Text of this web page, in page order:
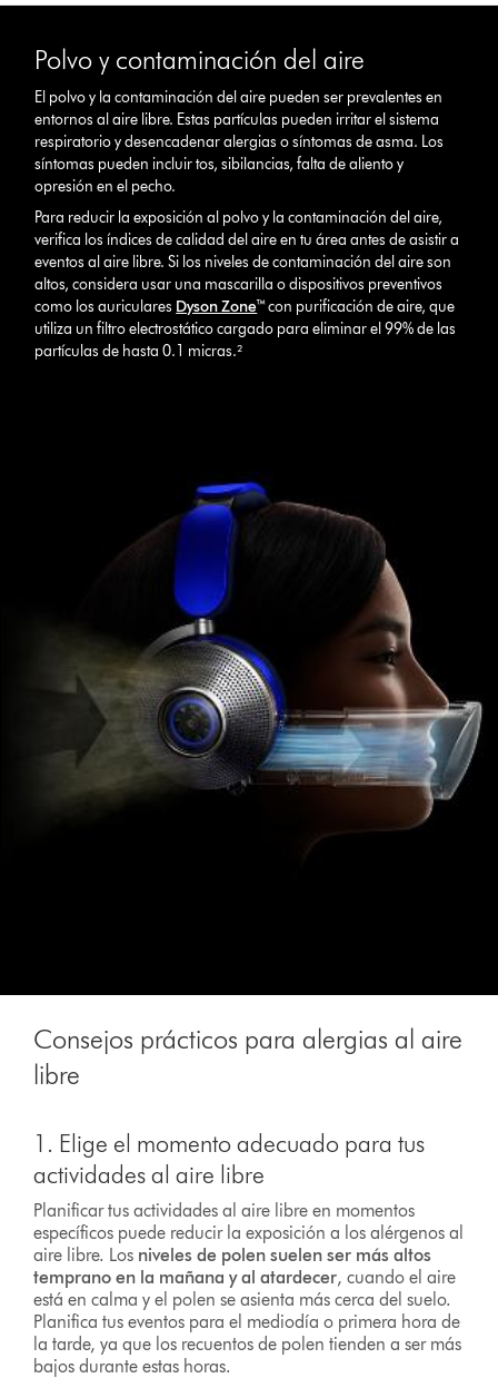
Polvo y contaminación del aire
El polvo y la contaminación del aire pueden ser prevalentes en
entornos al aire libre. Estas partículas pueden irritar el sistema
respiratorio y desencadenar alergias o síntomas de asma. Los
síntomas pueden incluir tos, sibilancias, falta de aliento y
opresión en el pecho.
Para reducir la exposición al polvo y la contaminación del aire,
verifica los índices de calidad del aire en tu área antes de asistir a
eventos al aire libre. Si los niveles de contaminación del aire son
altos, considera usar una mascarilla o dispositivos preventivos
como los auriculares Dyson Zone™ con purificación de aire, que
utiliza un filtro electrostático cargado para eliminar el 99% de las
partículas de hasta 0.1 micras.²
Consejos prácticos para alergias al aire
libre
1. Elige el momento adecuado para tus
actividades al aire libre
Planificar tus actividades al aire libre en momentos
específicos puede reducir la exposición a los alérgenos al
aire libre. Los niveles de polen suelen ser más altos
temprano en la mañana y al atardecer, cuando el aire
está en calma y el polen se asienta más cerca del suelo.
Planifica tus eventos para el mediodía o primera hora de
la tarde, ya que los recuentos de polen tienden a ser más
bajos durante estas horas.